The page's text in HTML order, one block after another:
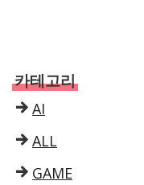
카테고리
AI
ALL
GAME